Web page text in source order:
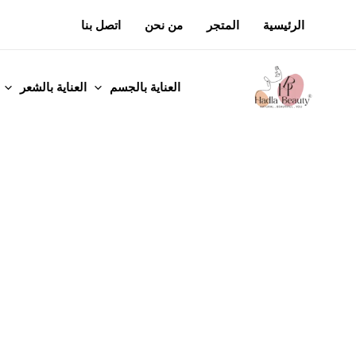
الرئيسية المتجر من نحن اتصل بنا
العناية بالجسم العناية بالشعر